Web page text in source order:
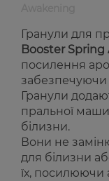
Гранули для
Booster
посилення
забезпечуючи
Гранули
пральної
білизни.
Вони не
для білизни
їх, посилюючи